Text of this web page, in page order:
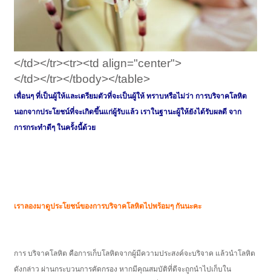
</td></tr><tr><td align="center">
</td></tr></tbody></table>
เพื่อนๆ ที่เป็นผู้ให้และเตรียมตัวที่จะเป็นผู้ให้ ทราบหรือไม่ว่า การบริจาคโลหิต
นอกจากประโยชน์ที่จะเกิดขึ้นแก่ผู้รับแล้ว เราในฐานะผู้ให้ยังได้รับผลดี จาก
การกระทำดีๆ ในครั้งนี้ด้วย
เราลองมาดูประโยชน์ของการบริจาคโลหิตไปพร้อมๆ กันนะคะ
การ บริจาคโลหิต คือการเก็บโลหิตจากผู้มีความประสงค์จะบริจาค แล้วนำโลหิต
ดังกล่าว ผ่านกระบวนการคัดกรอง หากมีคุณสมบัติที่ดีจะถูกนำไปเก็บใน